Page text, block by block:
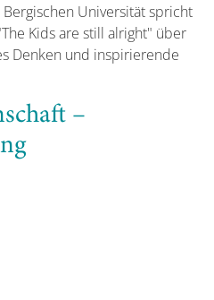
Universität spricht
Kids are still alright" über
Denken und inspirierende
–